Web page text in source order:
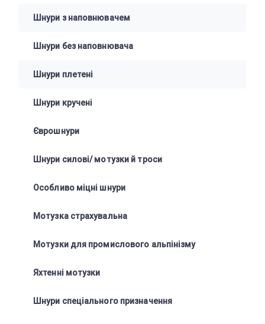
Шнури з наповнювачем
Шнури без наповнювача
Шнури плетені
Шнури кручені
Єврошнури
Шнури силові/ мотузки й троси
Особливо міцні шнури
Мотузка страхувальна
Мотузки для промислового альпінізму
Яхтенні мотузки
Шнури спеціального призначення